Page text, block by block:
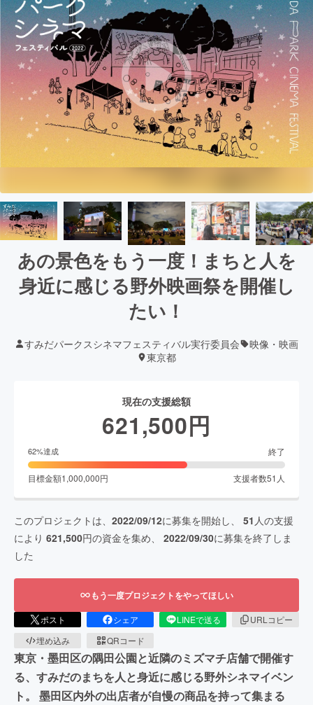
あの景色をもう一度！まちと人を
身近に感じる野外映画祭を開催し
たい！
すみだパークスシネマフェスティバル実行委員会
映像・映画
東京都
現在の支援総額
621,500円
62%達成 終了
目標金額1,000,000円 支援者数51 人
このプロジェクトは、 2022/09/12に募集を開始し、 51 人の支援
により 621,500円の資金を集め、 2022/09/30に募集を終了しま
した
もう一度プロジェクトをやってほしい
ポスト シェア LINEで送る
URLコピー
埋め込み
QRコード
東京・墨田区の隅田公園と近隣のミズマチ店舗で開催す
る、すみだのまちを人と身近に感じる野外シネマイベン
ト。 墨田区内外の出店者が自慢の商品を持って集まる